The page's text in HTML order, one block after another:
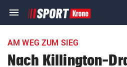
menu Navigation
ein-/ausklappen
AM WEG ZUM SIEG
Nach Killington-